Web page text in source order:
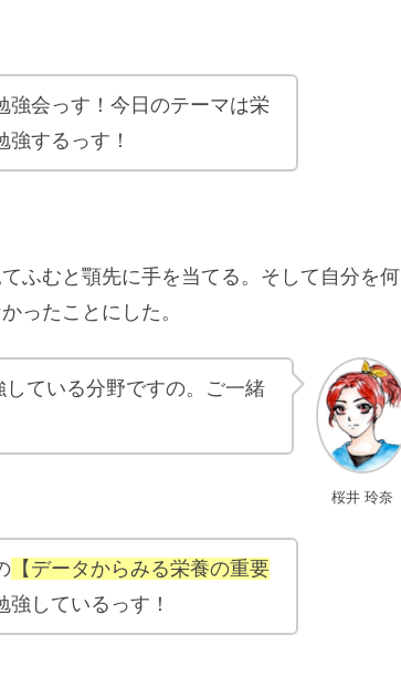
強会っす！今日のテーマは栄
するっす！
ふむと顎先に手を当てる。そして自分を何
ったことにした。
桜井 玲奈
ている分野ですの。ご一緒
【データからみる栄養の重要
しているっす！